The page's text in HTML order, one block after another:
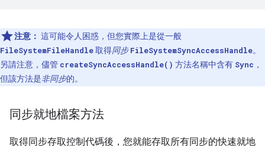
注意： 這可能令人困惑，但您實際上是從一般
FileSystemFileHandle取得同步 FileSystemSyncAccessHandle。
另請注意，儘管 createSyncAccessHandle() 方法名稱中含有 Sync ，
但該方法是非同步的。
同步就地檔案方法
取得同步存取控制代碼後，您就能存取所有同步的快速就地